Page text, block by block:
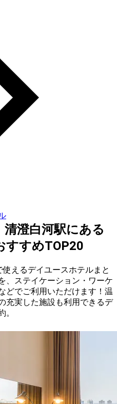
清澄白河駅にある
すすめTOP20
えるデイユースホテルまと
、ステイケーション・ワーケ
どでご利用いただけます！温
充実した施設も利用できるデ
。